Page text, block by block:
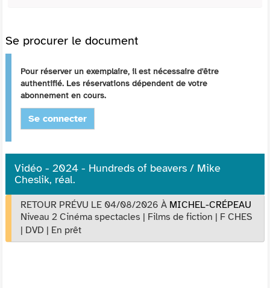
Se procurer le document
Pour réserver un exemplaire, il est nécessaire d'être
authentifié. Les réservations dépendent de votre
abonnement en cours.
Se connecter
Vidéo - 2024 - Hundreds of beavers / Mike
Cheslik, réal.
RETOUR PRÉVU LE 04/08/2026 À MICHEL-CRÉPEAU
Niveau 2 Cinéma spectacles | Films de fiction | F CHES
| DVD | En prêt